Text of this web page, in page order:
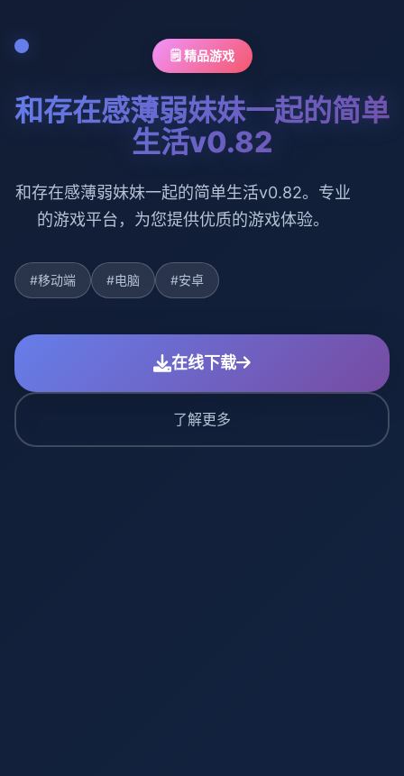
🗒️ 精品游戏
和存在感薄弱妹妹一起的简单
生活v0.82
和存在感薄弱妹妹一起的简单生活v0.82。专业
的游戏平台，为您提供优质的游戏体验。
#移动端 #电脑 #安卓
在线下载
了解更多